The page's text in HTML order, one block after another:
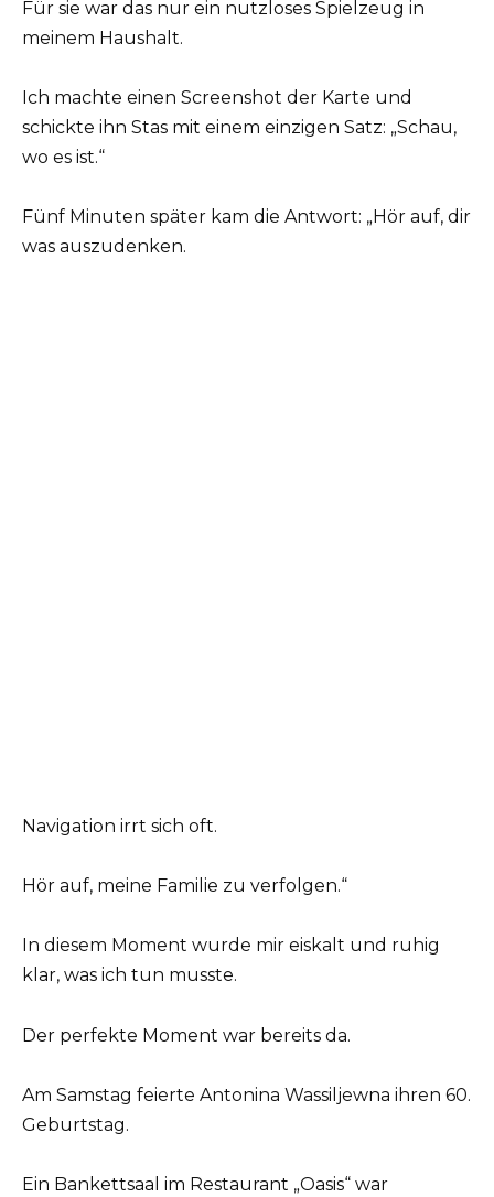
Für sie war das nur ein nutzloses Spielzeug in
meinem Haushalt.
Ich machte einen Screenshot der Karte und
schickte ihn Stas mit einem einzigen Satz: „Schau,
wo es ist.“
Fünf Minuten später kam die Antwort: „Hör auf, dir
was auszudenken.
Navigation irrt sich oft.
Hör auf, meine Familie zu verfolgen.“
In diesem Moment wurde mir eiskalt und ruhig
klar, was ich tun musste.
Der perfekte Moment war bereits da.
Am Samstag feierte Antonina Wassiljewna ihren 60.
Geburtstag.
Ein Bankettsaal im Restaurant „Oasis“ war